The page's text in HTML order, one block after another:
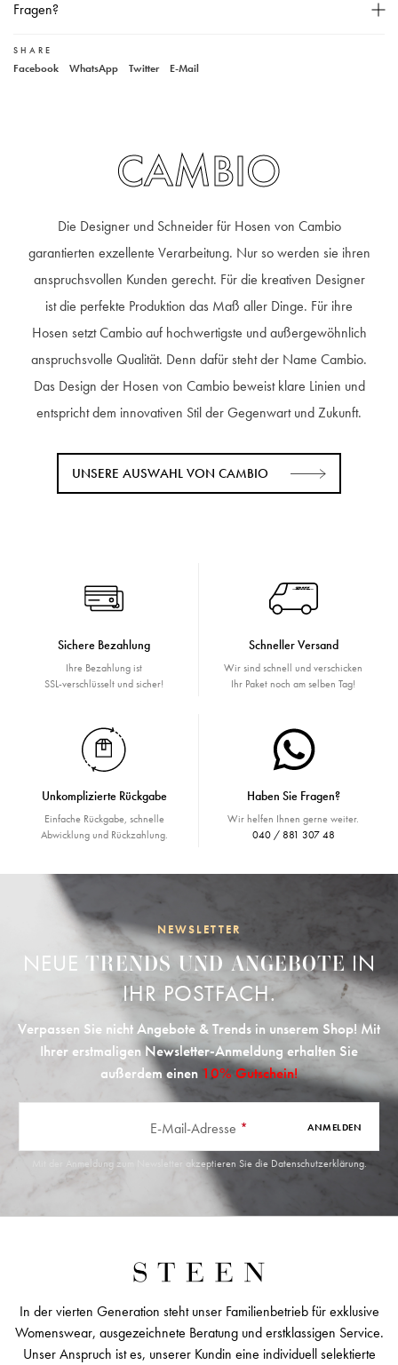
Gerade geschnitten,
Knopf- und Reißverschluss,
Fragen?
Unser Kundenservice
SHARE
Facebook WhatsApp Twitter E-Mail
CAMBIO
Die Designer und Schneider für Hosen von Cambio
garantierten exzellente Verarbeitung. Nur so werden sie ihren
anspruchsvollen Kunden gerecht. Für die kreativen Designer
ist die perfekte Produktion das Maß aller Dinge. Für ihre
Hosen setzt Cambio auf hochwertigste und außergewöhnlich
anspruchsvolle Qualität. Denn dafür steht der Name Cambio.
Das Design der Hosen von Cambio beweist klare Linien und
entspricht dem innovativen Stil der Gegenwart und Zukunft.
UNSERE AUSWAHL VON CAMBIO
Sichere Bezahlung
Ihre Bezahlung ist
SSL-verschlüsselt und sicher!
Schneller Versand
Wir sind schnell und verschicken
Ihr Paket noch am selben Tag!
Unkomplizierte Rückgabe
Einfache Rückgabe, schnelle
Abwicklung und Rückzahlung.
Haben Sie Fragen?
Wir helfen Ihnen gerne weiter.
040 / 881 307 48
NEWSLETTER
NEUE TRENDS UND ANGEBOTEIN
IHR POSTFACH.
Verpassen Sie nicht Angebote & Trends in unserem Shop! Mit
Ihrer erstmaligen Newsletter-Anmeldung erhalten Sie
außerdem einen 10% Gutschein!
E-Mail-Adresse * ANMELDEN
Mit der Anmeldung zum Newsletter akzeptieren Sie die Datenschutzerklärung.
In der vierten Generation steht unser Familienbetrieb für exklusive
Womenswear, ausgezeichnete Beratung und erstklassigen Service.
Unser Anspruch ist es, unserer Kundin eine individuell selektierte